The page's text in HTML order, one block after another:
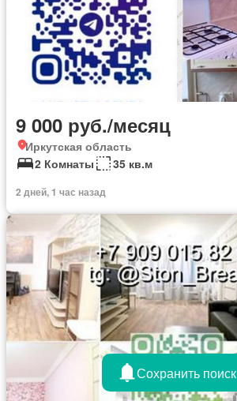
9 000 руб./месяц
Иркутская область
2 Комнаты
35 кв.м
2 дней, 1 час назад
Сохранить поиск